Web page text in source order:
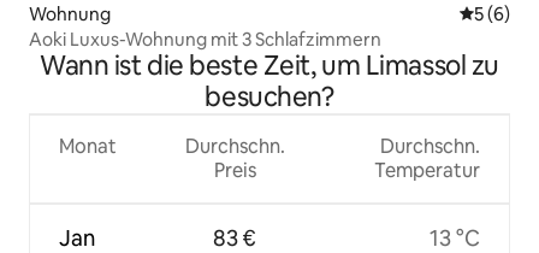
Wohnung
5 (6)
Aoki Luxus-Wohnung mit 3 Schlafzimmern
Wann ist die beste Zeit, um Limassol zu
besuchen?
Monat
Jan
Durchschn.
Preis
83 €
Durchschn.
Temperatur
13 °C